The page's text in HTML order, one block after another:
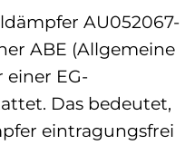
AU052067-
ABE (Allgemeine
einer EG-
Das bedeutet,
eintragungsfrei